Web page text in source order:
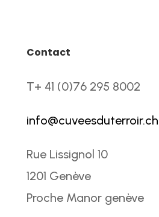
Contact
T+ 41 (0)76 295 8002
info@cuveesduterroir.ch
Rue Lissignol 10
1201 Genève
Proche Manor genève